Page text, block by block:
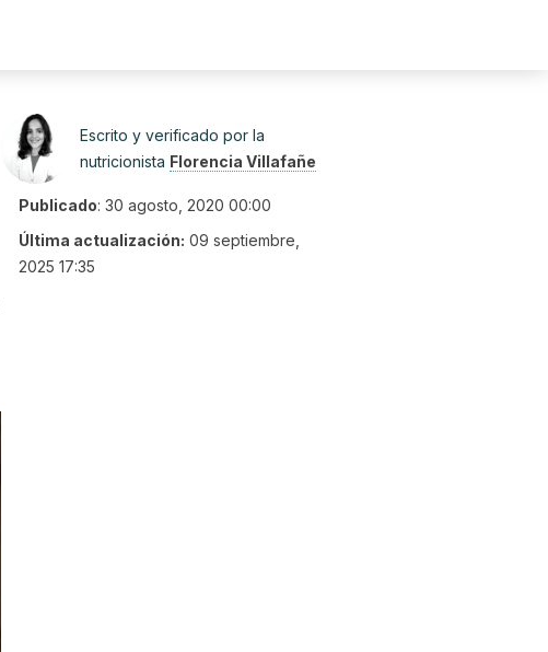
Escrito y verificado por la
nutricionista Florencia Villafañe
Publicado: 30 agosto, 2020 00:00
Última actualización: 09 septiembre,
2025 17:35